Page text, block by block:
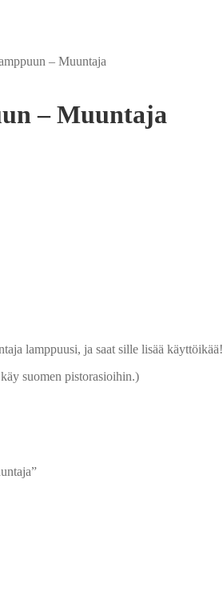
– Muuntaja
– Muuntaja
lamppuusi, ja saat sille lisää käyttöikää!
suomen pistorasioihin.)